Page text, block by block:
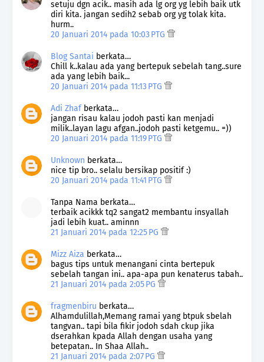
setuju dgn acik.. masih ada lg org yg lebih baik utk
diri kita. jangan sedih2 sebab org yg tolak kita.
hurm..
20 Januari 2014 pada 10:03 PTG
Blog Santai berkata…
Chill k..kalau ada yang bertepuk sebelah tang..sure
ada yang lebih baik...
20 Januari 2014 pada 11:13 PTG
Adi Zhafberkata…
jangan risau kalau jodoh pasti kan menjadi
milik..layan lagu afgan..jodoh pasti ketgemu.. =))
20 Januari 2014 pada 11:19 PTG
Unknown berkata…
nice tip bro.. selalu bersikap positif :)
20 Januari 2014 pada 11:41 PTG
Tanpa Nama berkata…
terbaik acikkk tq2 sangat2 membantu insyallah
jadi lebih kuat.. aminnn
21 Januari 2014 pada 12:25 PG
Mizz Aiza berkata…
bagus tips untuk menangani cinta bertepuk
sebelah tangan ini.. apa-apa pun kenaterus tabah..
21 Januari 2014 pada 2:05 PG
fragmenbiru berkata…
Alhamdulillah,Memang ramai yang btpuk sbelah
tangvan.. tapi bila fikir jodoh sdah ckup jika
dserahkan kpada Allah dengan usaha yang
betepatan.. In Shaa Allah..
21 Januari 2014 pada 2:07 PG